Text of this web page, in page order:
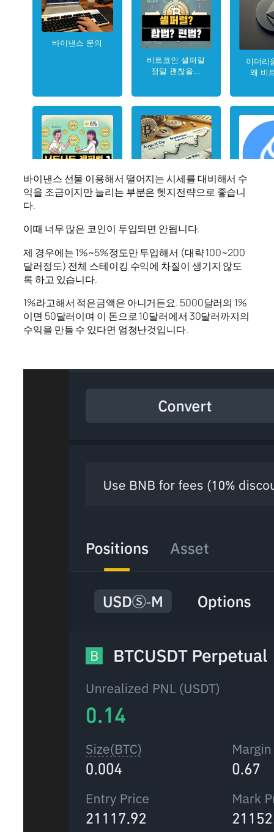
바이낸스 선물 이용해서 떨어지는 시세를 대비해서 수
익을 조금이지만 늘리는 부분은 헷지전략으로 좋습니
다.
이때 너무 많은 코인이 투입되면 안됩니다.
제 경우에는 1%~5%정도만 투입해서 (대략 100~200
달러정도) 전체 스테이킹 수익에 차질이 생기지 않도
록 하고 있습니다.
1%라고해서 적은금액은 아니거든요. 5000달러의 1%
이면 50달러이며 이 돈으로 10달러에서 30달러까지의
수익을 만들 수 있다면 엄청난것입니다.